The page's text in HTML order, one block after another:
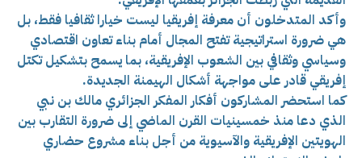
وأكد المتدخلون أن معرفة إفريقيا ليست خيارا ثقافيا فقط، بل
هي ضرورة استراتيجية تفتح المجال أمام بناء تعاون اقتصادي
وسياسي وثقافي بين الشعوب الإفريقية، بما يسمح بتشكيل تكتل
إفريقي قادر على مواجهة أشكال الهيمنة الجديدة.
كما استحضر المشاركون أفكار المفكر الجزائري مالك بن نبي
الذي دعا منذ خمسينيات القرن الماضي إلى ضرورة التقارب بين
الهويتين الإفريقية والآسيوية من أجل بناء مشروع حضاري